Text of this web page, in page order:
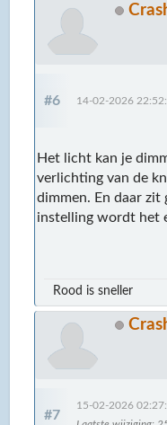
#6 14-02-2026
Het licht kan je
verlichting van de
dimmen. En daar zit
instelling wordt het
Rood is sneller
#7
15-02-2026